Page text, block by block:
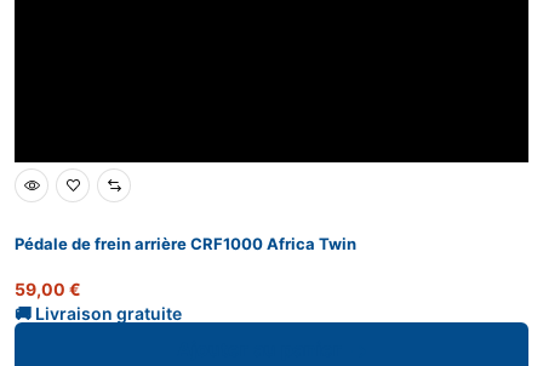
Pédale de frein arrière CRF1000 Africa Twin
59,00 €